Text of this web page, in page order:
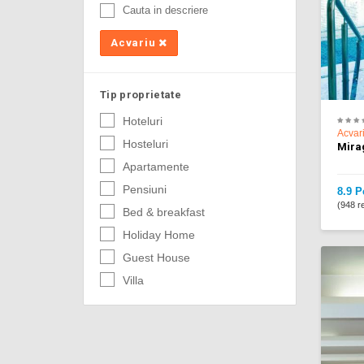
Cauta in descriere
Acvariu
Tip proprietate
Hoteluri
Hosteluri
Apartamente
Pensiuni
Bed & breakfast
Holiday Home
Guest House
Villa
8.9
(948